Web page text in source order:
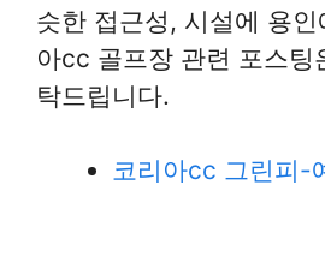
슷한 접근성, 시설에 용인
아cc 골프장 관련 포스팅
탁드립니다.
코리아cc 그린피-